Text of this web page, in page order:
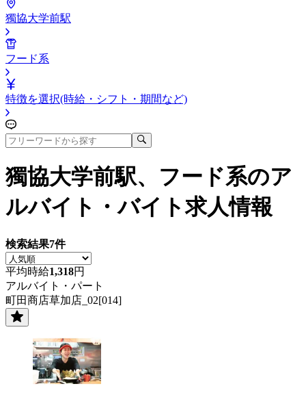
獨協大学前駅
フード系
特徴を選択(時給・シフト・期間など)
獨協大学前駅、フード系のア
ルバイト・バイト求人情報
検索結果7件
平均時給1,318円
アルバイト・パート
町田商店草加店_02[014]